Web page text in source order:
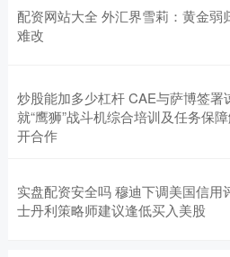
配资网站大全 外汇界雪莉：黄金弱
难改
炒股能加多少杠杆 CAE与萨博签署
就“鹰狮”战斗机综合培训及任务保
开合作
实盘配资安全吗 穆迪下调美国信用
士丹利策略师建议逢低买入美股